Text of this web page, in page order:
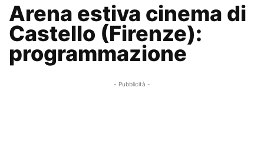
Arena estiva cinema di
Castello (Firenze):
programmazione
- Pubblicità -